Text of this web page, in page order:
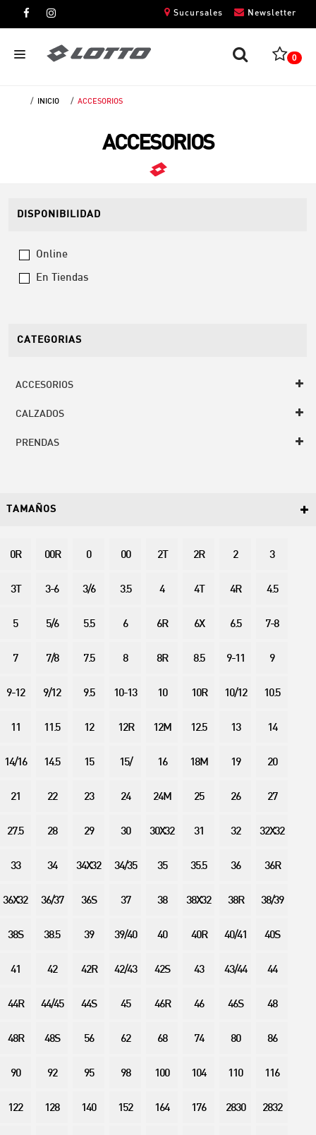
Newsletter
Sucursales
0
INICIO ACCESORIOS
ACCESORIOS
DISPONIBILIDAD
Online
En Tiendas
CATEGORIAS
ACCESORIOS
CALZADOS
PRENDAS
TAMAÑOS
0R 00R 0 00 2T 2R 2 3
3T 3-6 3/6 3.5 4 4T 4R 4.5
5 5/6 5.5 6 6R 6X 6.5 7-8
7 7/8 7.5 8 8R 8.5 9-11 9
9-12 9/12 9.5 10-13 10 10R 10/12 10.5
11 11.5 12 12R 12M 12.5 13 14
14/16 14.5 15 15/ 16 18M 19 20
21 22 23 24 24M 25 26 27
27.5 28 29 30 30X32 31 32 32X32
33 34 34X32 34/35 35 35.5 36 36R
36X32 36/37 36S 37 38 38X32 38R 38/39
38S 38.5 39 39/40 40 40R 40/41 40S
41 42 42R 42/43 42S 43 43/44 44
44R 44/45 44S 45 46R 46 46S 48
48R 48S 56 62 68 74 80 86
90 92 95 98 100 104 110 116
122 128 140 152 164 176 2830 2832